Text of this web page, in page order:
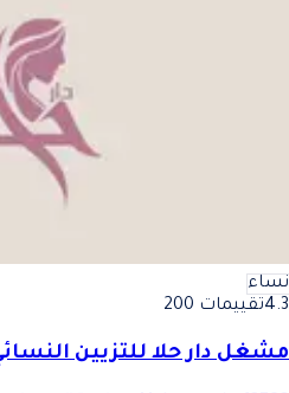
نساء
4.3تقييمات 200
مشغل دار حلا للتزيين